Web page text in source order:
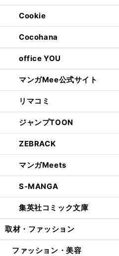
Cookie
Cocohana
office YOU
マンガMee公式サイト
リマコミ
ジャンプTOON
ZEBRACK
マンガMeets
S-MANGA
集英社コミック文庫
取材・ファッション
ファッション・美容